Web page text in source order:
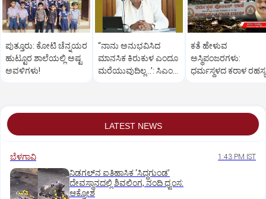
ಪುತ್ತೂರು: ಕೋಟಿ ಚೆನ್ನಯರ
ಹುಟ್ಟೂರ ಶಾಲೆಯಲ್ಲಿ ಅಷ್ಟ
ಅವಳಿಗಳು!
“ನಾನು ಅನುಭವಿಸಿದ
ಮಾನಸಿಕ ಕಿರುಕುಳ ಎಂದೂ
ಮರೆಯುವುದಿಲ್ಲ…’: ಸಿಎಂ
ಕತೆ ಹೇಳುವ
ಅಸ್ಥಿಪಂಜರಗಳು:
ಧರ್ಮಸ್ಥಳದ‌ ಕರಾಳ ರಹಸ್ಯ
LATEST NEWS
ಬೆಳಗಾವಿ 1:43 PM IST
ನಿಡಗಲ್‌ನ ಐತಿಹಾಸಿಕ ‘ಸಿದ್ಧಗುಂಡ’
ದೇವಸ್ಥಾನದಲ್ಲಿ ಶಿವಲಿಂಗ, ನಂದಿ ಧ್ವಂಸ:
ಆಕ್ರೋಶ